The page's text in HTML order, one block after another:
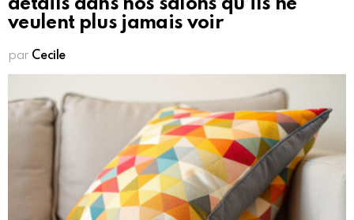
détails dans nos salons qu’ils ne
veulent plus jamais voir
par Cecile